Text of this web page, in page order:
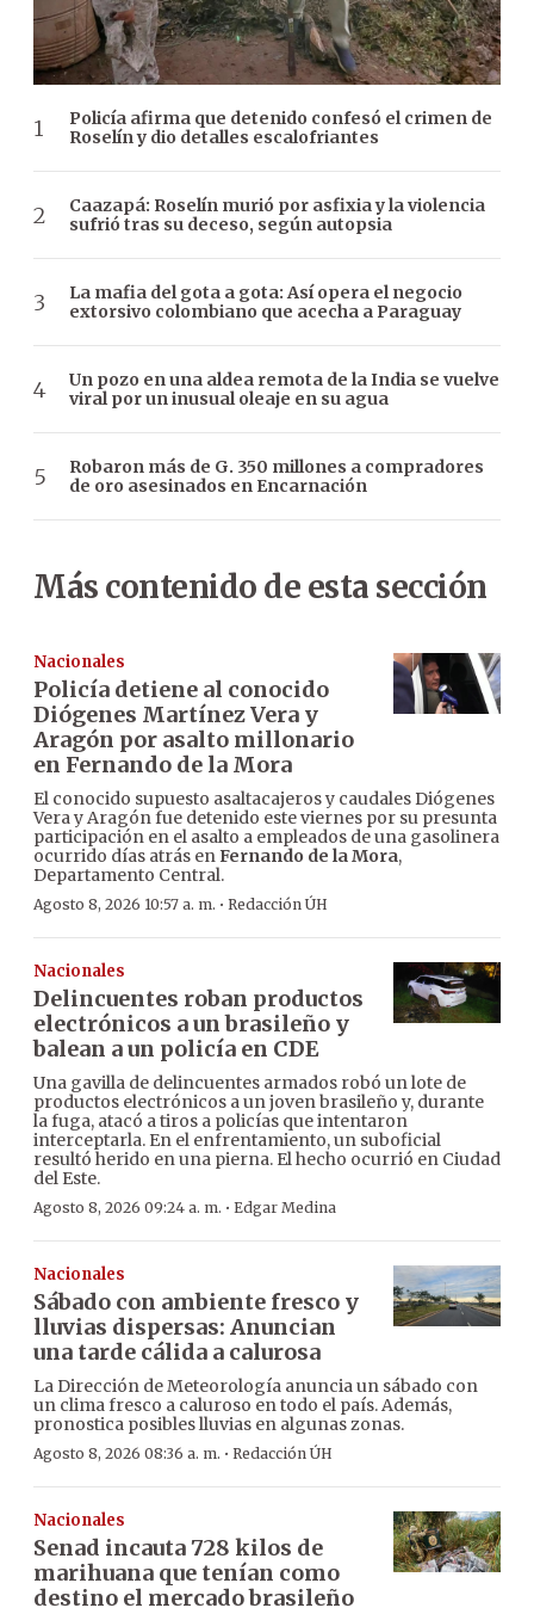
Policía afirma que detenido confesó el crimen de
Roselín y dio detalles escalofriantes
Caazapá: Roselín murió por asfixia y la violencia
sufrió tras su deceso, según autopsia
La mafia del gota a gota: Así opera el negocio
extorsivo colombiano que acecha a Paraguay
Un pozo en una aldea remota de la India se vuelve
viral por un inusual oleaje en su agua
Robaron más de G. 350 millones a compradores
de oro asesinados en Encarnación
Más contenido de esta sección
Nacionales
Policía detiene al conocido
Diógenes Martínez Vera y
Aragón por asalto millonario
en Fernando de la Mora
El conocido supuesto asaltacajeros y caudales Diógenes
Vera y Aragón fue detenido este viernes por su presunta
participación en el asalto a empleados de una gasolinera
ocurrido días atrás enFernando de la Mora,
Departamento Central.
Agosto 8, 2026 10:57 a. m. · Redacción ÚH
Nacionales
Delincuentes roban productos
electrónicos a un brasileño y
balean a un policía en CDE
Una gavilla de delincuentes armados robó un lote de
productos electrónicos a un joven brasileño y, durante
la fuga, atacó a tiros a policías que intentaron
interceptarla. En el enfrentamiento, un suboficial
resultó herido en una pierna. El hecho ocurrió en Ciudad
del Este.
Agosto 8, 2026 09:24 a. m. · Edgar Medina
Nacionales
Sábado con ambiente fresco y
lluvias dispersas: Anuncian
una tarde cálida a calurosa
La Dirección de Meteorología anuncia un sábado con
un clima fresco a caluroso en todo el país. Además,
pronostica posibles lluvias en algunas zonas.
Agosto 8, 2026 08:36 a. m. · Redacción ÚH
Nacionales
Senad incauta 728 kilos de
marihuana que tenían como
destino el mercado brasileño